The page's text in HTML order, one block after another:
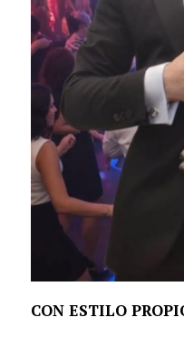
CON ESTILO